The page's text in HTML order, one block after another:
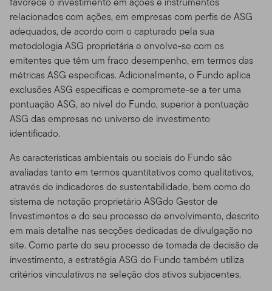
relacionados com ações, em empresas com perfis de ASG
adequados, de acordo com o capturado pela sua
metodologia ASG proprietária e envolve-se com os
emitentes que têm um fraco desempenho, em termos das
métricas ASG especificas. Adicionalmente, o Fundo aplica
exclusões ASG especificas e compromete-se a ter uma
pontuação ASG, ao nível do Fundo, superior à pontuação
ASG das empresas no universo de investimento
identificado.
As características ambientais ou sociais do Fundo são
avaliadas tanto em termos quantitativos como qualitativos,
através de indicadores de sustentabilidade, bem como do
sistema de notação proprietário ASGdo Gestor de
Investimentos e do seu processo de envolvimento, descrito
em mais detalhe nas secções dedicadas de divulgação no
site. Como parte do seu processo de tomada de decisão de
investimento, a estratégia ASG do Fundo também utiliza
critérios vinculativos na seleção dos ativos subjacentes.